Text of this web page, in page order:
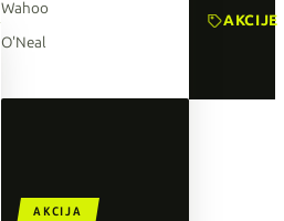
Wahoo
O'Neal
AKCIJA
AKCIJE